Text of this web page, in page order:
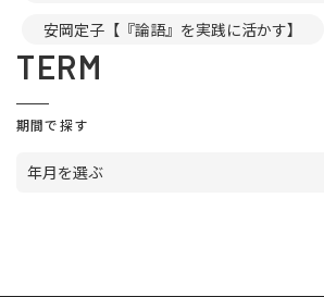
安岡定子【『論語』を実践に活かす】
TERM
期間で探す
年月を選ぶ